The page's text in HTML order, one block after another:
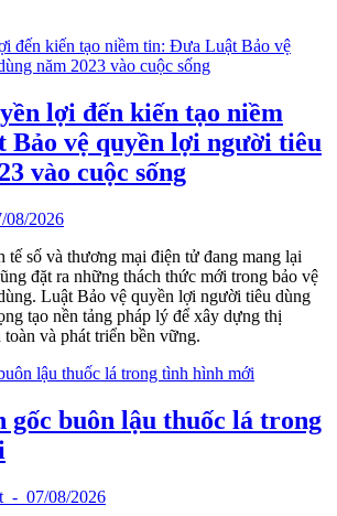
lợi đến kiến tạo niềm
vệ quyền lợi người tiêu
vào cuộc sống
08/2026
tế số và thương mại điện tử đang mang lại
đặt ra những thách thức mới trong bảo vệ
Luật Bảo vệ quyền lợi người tiêu dùng
tạo nền tảng pháp lý để xây dựng thị
và phát triển bền vững.
gốc buôn lậu thuốc lá trong
- 07/08/2026